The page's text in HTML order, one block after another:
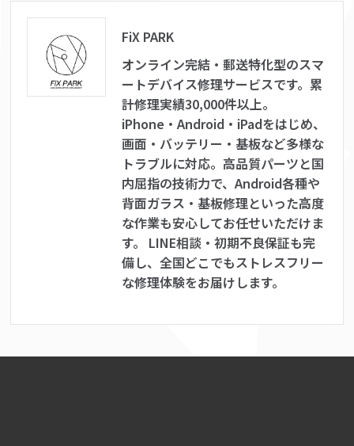
FiX PARK
オンライン完結・郵送特化型のスマ
ートデバイス修理サービスです。累
計修理実績30,000件以上。
iPhone・Android・iPadをはじめ、
画面・バッテリー・基板など多様な
トラブルに対応。高品質パーツと国
内屈指の技術力で、Android各種や
背面ガラス・基板修理といった高度
な作業も安心してお任せいただけま
す。 LINE相談・初期不良保証も完
備し、全国どこでもストレスフリー
な修理体験をお届けします。